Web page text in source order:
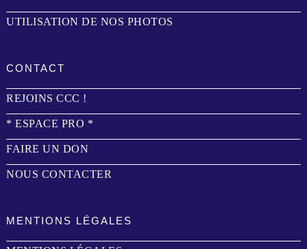
UTILISATION DE NOS PHOTOS
CONTACT
REJOINS CCC !
* ESPACE PRO *
FAIRE UN DON
NOUS CONTACTER
MENTIONS LÉGALES